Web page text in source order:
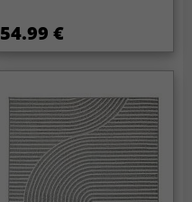
54.99 €